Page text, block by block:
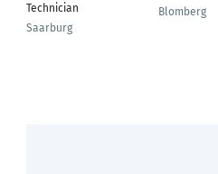
Technician
Saarburg
Blomberg